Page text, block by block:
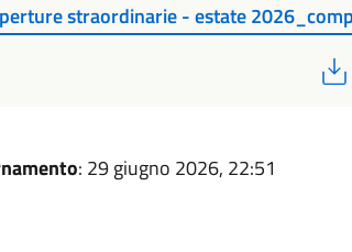
straordinarie - estate
: 29 giugno 2026, 22:51